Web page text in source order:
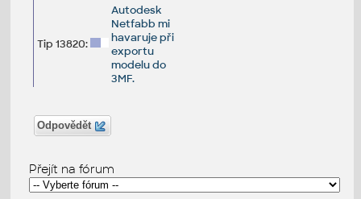
Tip 13820:
Autodesk
Netfabb mi
havaruje při
exportu
modelu do
3MF.
Odpovědět
Přejít na fórum